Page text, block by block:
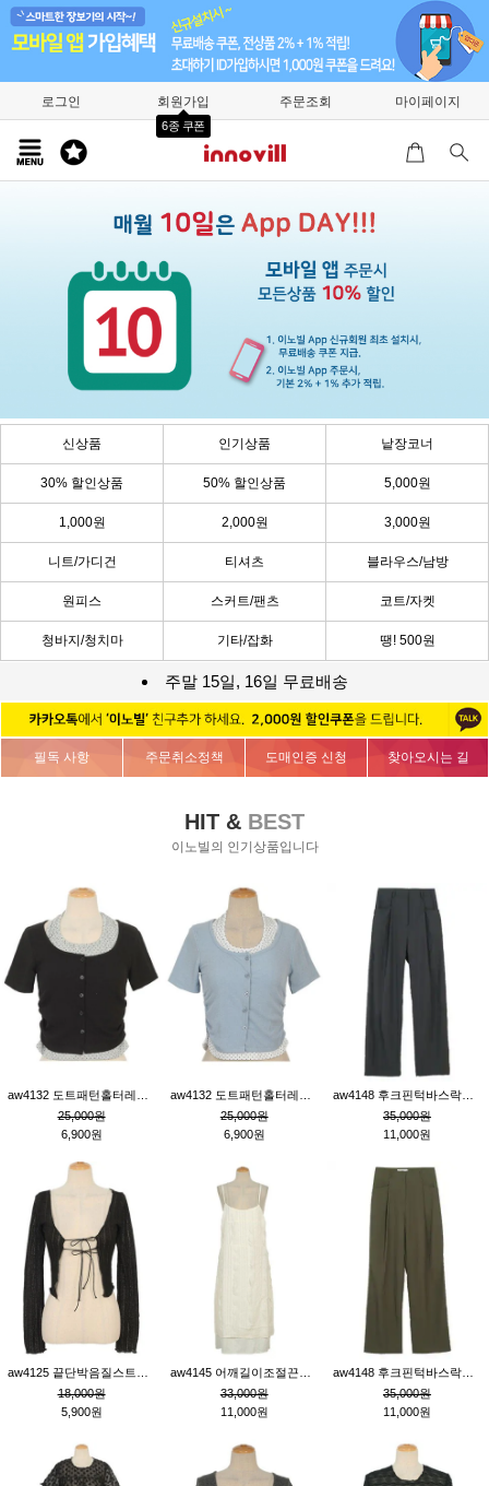
로그인 회원가입
6종 쿠폰
주문조회 마이페이지
신상품 인기상품 낱장코너
30% 할인상품 50% 할인상품 5,000원
1,000원 2,000원 3,000원
니트/가디건 티셔츠 블라우스/남방
원피스 스커트/팬츠 코트/자켓
청바지/청치마 기타/잡화 땡! 500원
주말 15일, 16일 무료배송
필독 사항 주문취소정책 도매인증 신청 찾아오시는 길
HIT & BEST
이노빌의 인기상품입니다
25,000원
6,900원
25,000원
6,900원
35,000원
11,000원
18,000원
5,900원
33,000원
11,000원
35,000원
11,000원